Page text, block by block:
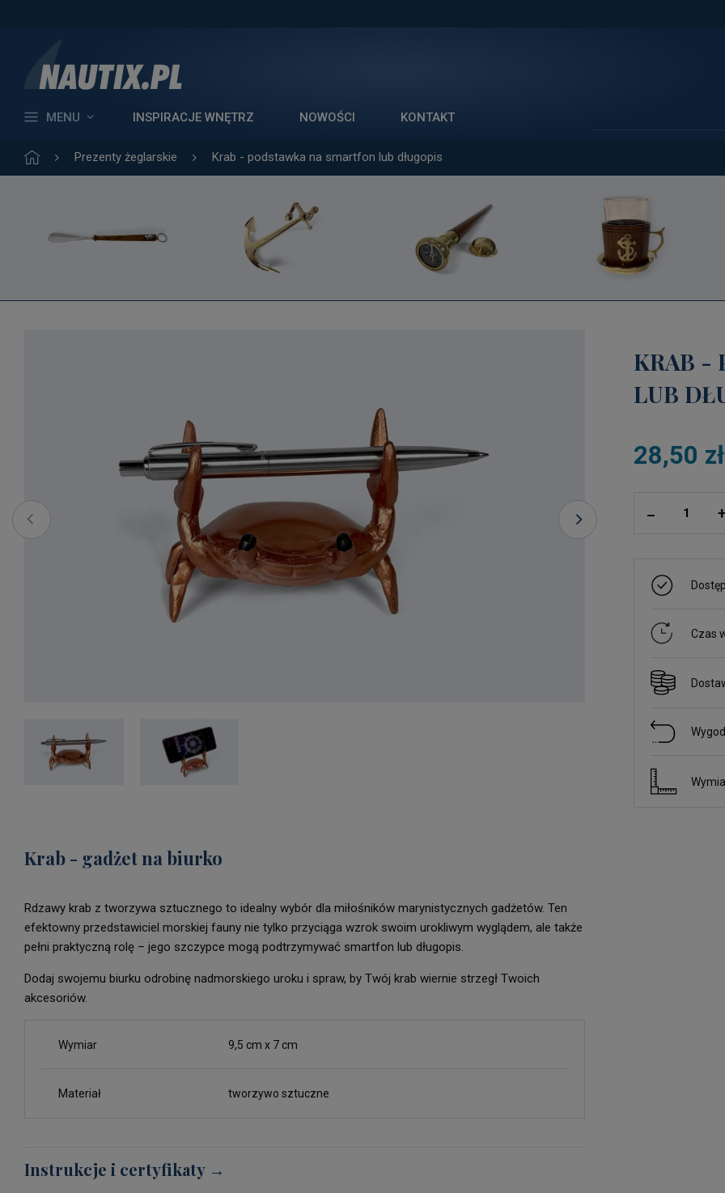
MENU INSPIRACJE WNĘTRZ NOWOŚCI KONTAKT
Prezenty żeglarskie Krab - podstawka na smartfon lub długopis
Krab - gadżet na biurko
Rdzawy krab z tworzywa sztucznego to idealny wybór dla miłośników marynistycznych gadżetów. Ten
efektowny przedstawiciel morskiej fauny nie tylko przyciąga wzrok swoim urokliwym wyglądem, ale także
pełni praktyczną rolę – jego szczypce mogą podtrzymywać smartfon lub długopis.
Dodaj swojemu biurku odrobinę nadmorskiego uroku i spraw, by Twój krab wiernie strzegł Twoich
akcesoriów.
Wymiar 9,5 cm x 7 cm
Materiał tworzywo sztuczne
Instrukcje i certyfikaty →
KRAB -
LUB
28,50 zł
+
Czas